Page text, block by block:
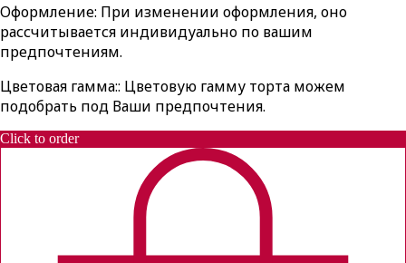
Оформление: При изменении оформления, оно
рассчитывается индивидуально по вашим
предпочтениям.
Цветовая гамма:: Цветовую гамму торта можем
подобрать под Ваши предпочтения.
Click to order